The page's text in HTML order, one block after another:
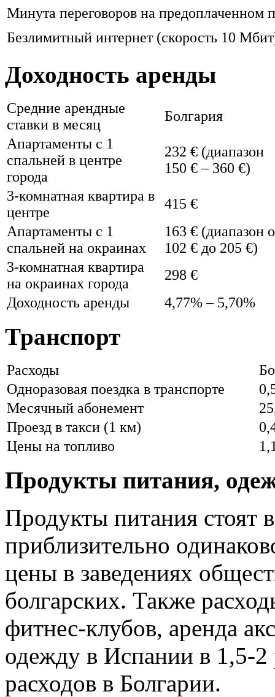
Минута переговоров на предоплаченном
Безлимитный интернет (скорость 10
Доходность аренды
Средние арендные
ставки в месяц
Болгария
Апартаменты с 1
спальней в центре
города
232 € (диапазон
150 € – 360 €)
3-комнатная квартира в
центре
415 €
Апартаменты с 1
спальней на окраинах
163 € (диапазон
102 € до 205 €)
3-комнатная квартира
на окраинах города
298 €
Доходность аренды
4,77% – 5,70%
Транспорт
Расходы
Одноразовая поездка в транспорте
Месячный абонемент
Проезд в такси (1 км)
Цены на топливо
Продукты питания,
Продукты питания стоят
приблизительно
цены в заведениях
болгарских. Также
фитнес-клубов, аренда
одежду в Испании в 1,5-
расходов в Болгарии.